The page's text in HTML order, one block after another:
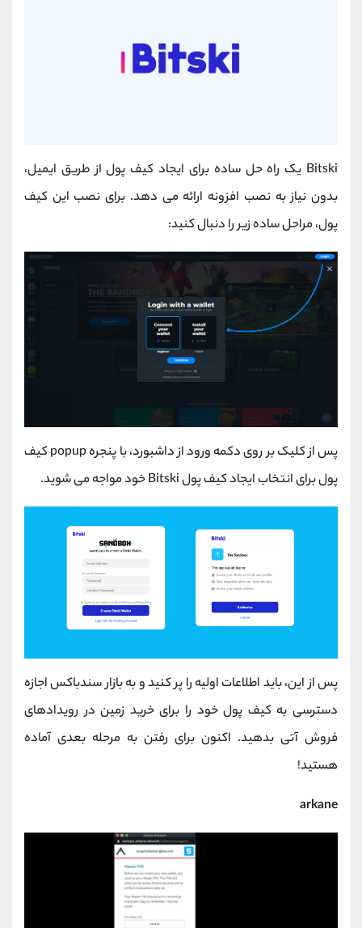
Bitski یک راه حل ساده برای ایجاد کیف پول از طریق ایمیل،
بدون نیاز به نصب افزونه ارائه می دهد. برای نصب این کیف
پول، مراحل ساده زیر را دنبال کنید:
پس از کلیک بر روی دکمه ورود از داشبورد، با پنجره popup کیف
پول برای انتخاب ایجاد کیف پول Bitski خود مواجه می شوید.
پس از این، باید اطلاعات اولیه را پر کنید و به بازار سندباکس اجازه
دسترسی به کیف پول خود را برای خرید زمین در رویدادهای
فروش آتی بدهید. اکنون برای رفتن به مرحله بعدی آماده
هستید!
arkane